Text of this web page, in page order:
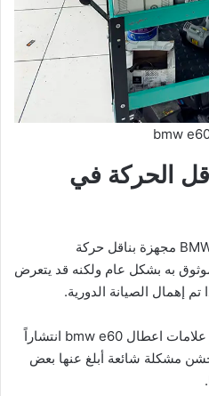
الحركة في
عادةً ما تكون سيارة BMW 525i E60 مجهزة بناقل حركة
به بشكل عام ولكنه قد يتعرض
إهمال الصيانة الدورية.
تغيير السرعات بشكل خشن أكثر علامات اعطال bmw e60 انتشاراً
مشكلة شائعة أبلغ عنها بعض